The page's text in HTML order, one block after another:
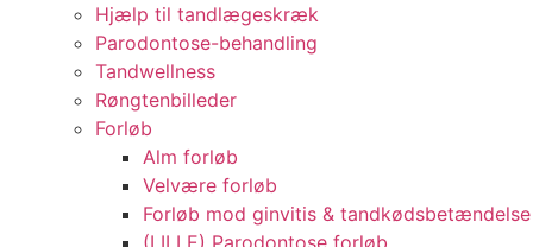
Hjælp til tandlægeskræk
Parodontose-behandling
Tandwellness
Røngtenbilleder
Forløb
Alm forløb
Velvære forløb
Forløb mod ginvitis & tandkødsbetændelse